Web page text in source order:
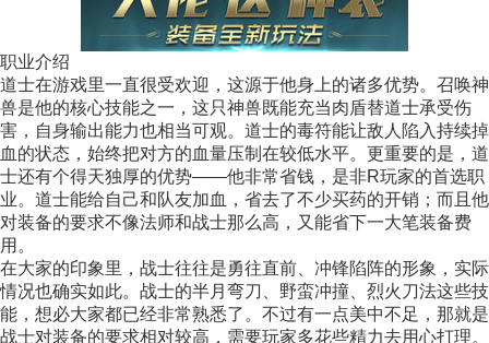
职业介绍
道士在游戏里一直很受欢迎，这源于他身上的诸多优势。召唤神
兽是他的核心技能之一，这只神兽既能充当肉盾替道士承受伤
害，自身输出能力也相当可观。道士的毒符能让敌人陷入持续掉
血的状态，始终把对方的血量压制在较低水平。更重要的是，道
士还有个得天独厚的优势——他非常省钱，是非R玩家的首选职
业。道士能给自己和队友加血，省去了不少买药的开销；而且他
对装备的要求不像法师和战士那么高，又能省下一大笔装备费
用。
在大家的印象里，战士往往是勇往直前、冲锋陷阵的形象，实际
情况也确实如此。战士的半月弯刀、野蛮冲撞、烈火刀法这些技
能，想必大家都已经非常熟悉了。不过有一点美中不足，那就是
战士对装备的要求相对较高，需要玩家多花些精力去用心打理。